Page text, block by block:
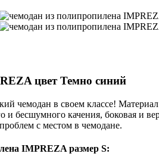
цвет Темно синий
чемодан в своем классе!
и бесшумного качения, боковая и
с местом в чемодане.
IMPREZA размер S: